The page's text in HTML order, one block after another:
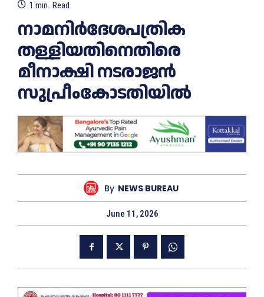
1 min. Read
നാമനിര്‍ദേശപത്രിക
തള്ളിയതിനെതിരെ
മീനാക്ഷി നടരാജന്‍
സുപ്രീംകോടതിയില്‍
By NEWS BUREAU
June 11, 2026